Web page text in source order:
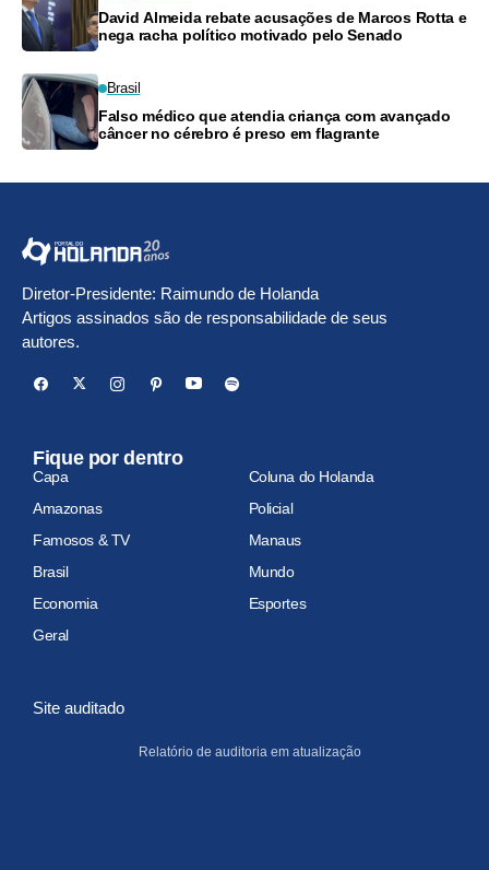
David Almeida rebate acusações de Marcos Rotta e
nega racha político motivado pelo Senado
Brasil
Falso médico que atendia criança com avançado
câncer no cérebro é preso em flagrante
Diretor-Presidente: Raimundo de Holanda
Artigos assinados são de responsabilidade de seus
autores.
Fique por dentro
Capa
Coluna do Holanda
Amazonas
Policial
Famosos & TV
Manaus
Brasil
Mundo
Economia
Esportes
Geral
Site auditado
Relatório de auditoria em atualização